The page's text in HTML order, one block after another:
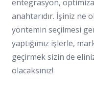
entegrasyon,
anahtarıdır. İşiniz ne
yöntemin seçilmesi
yaptığımız işlerle,
geçirmek sizin de
olacaksınız!